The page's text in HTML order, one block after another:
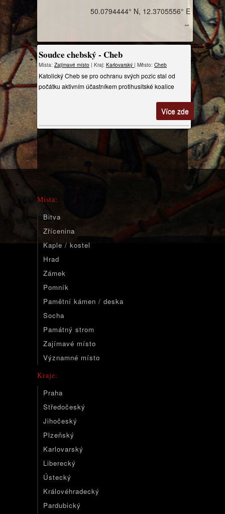
↔
50.0794444° N, 12.3705556° E
Soudce chebský - Cheb
Místa: Zajímavé místo | Kraj: Karlovarský | Město: Cheb
Katolický Cheb se pro ochranu svých pozic stal od
počátku aktivním účastníkem protihusitské koalice
Více zde
Místa:
Bitva
Zřícenina
Kaple / kostel
Hrad
Zámek
Pomník
Pamětní kámen / deska
Socha
Památný strom
Zajímavé místo
Významné místo
Kraje:
Praha
Středočeský
Jihočeský
Plzeňský
Karlovarský
Liberecký
Ústecký
Královéhradecký
Pardubický